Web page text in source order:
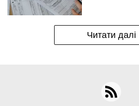
Читати далі